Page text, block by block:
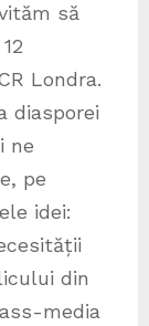
să
Londra.
diasporei
ne
pe
idei:
din
media